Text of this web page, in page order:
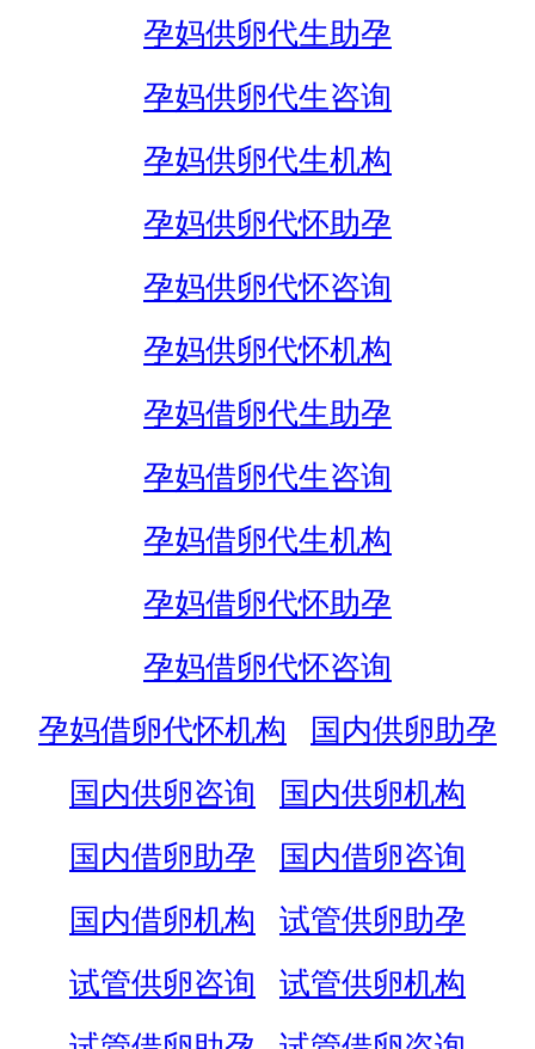
孕妈供卵代生助孕
孕妈供卵代生咨询
孕妈供卵代生机构
孕妈供卵代怀助孕
孕妈供卵代怀咨询
孕妈供卵代怀机构
孕妈借卵代生助孕
孕妈借卵代生咨询
孕妈借卵代生机构
孕妈借卵代怀助孕
孕妈借卵代怀咨询
孕妈借卵代怀机构
国内供卵助孕
国内供卵咨询
国内供卵机构
国内借卵助孕
国内借卵咨询
国内借卵机构
试管供卵助孕
试管供卵咨询
试管供卵机构